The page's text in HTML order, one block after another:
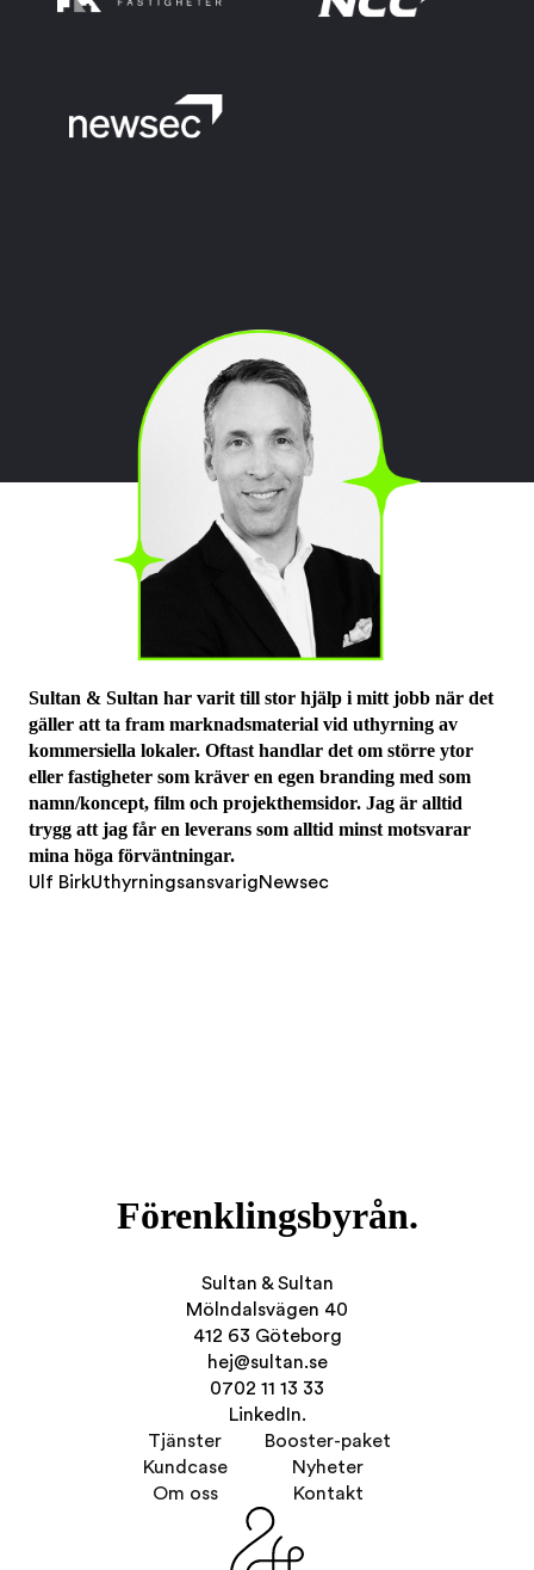
Sultan & Sultan har varit till stor hjälp i mitt jobb när det
gäller att ta fram marknadsmaterial vid uthyrning av
kommersiella lokaler. Oftast handlar det om större ytor
eller fastigheter som kräver en egen branding med som
namn/koncept, film och projekthemsidor. Jag är alltid
trygg att jag får en leverans som alltid minst motsvarar
mina höga förväntningar.
Ulf BirkUthyrningsansvarigNewsec
Förenklingsbyrån.
Sultan & Sultan
Mölndalsvägen 40
412 63 Göteborg
hej@sultan.se
0702 11 13 33
LinkedIn.
Tjänster
Kundcase
Om oss
Booster-paket
Nyheter
Kontakt